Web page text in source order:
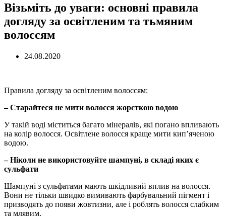
Візьміть до уваги: основні правила
догляду за освітленим та тьмяним
волоссям
24.08.2020
Правила догляду за освітленим волоссям:
– Старайтеся не мити волосся жорсткою водою
У такій воді міститься багато мінералів, які погано впливають
на колір волосся. Освітлене волосся краще мити кип’яченою
водою.
– Ніколи не використовуйте шампуні, в складі яких є
сульфати
Шампуні з сульфатами мають шкідливий вплив на волосся.
Вони не тільки швидко вимивають фарбувальний пігмент і
призводять до появи жовтизни, але і роблять волосся слабким
та млявим.